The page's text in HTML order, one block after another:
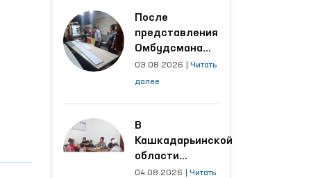
области
После
представления
Омбудсмана
улучшены
условия на
трудятся
осуждённые
03.08.2026
Читать
далее
В
Кашкадарьинской
области
налажена
04.08.2026
Читать